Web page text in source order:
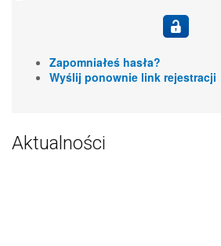
Zapomniałeś hasła?
Wyślij ponownie link rejestracji
Aktualności